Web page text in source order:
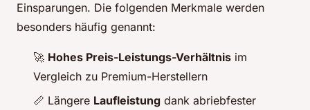
Einsparungen. Die folgenden Merkmale werden
besonders häufig genannt:
🚀 Hohes Preis-Leistungs-Verhältnis im
Vergleich zu Premium-Herstellern
📏 Längere Laufleistung dank abriebfester